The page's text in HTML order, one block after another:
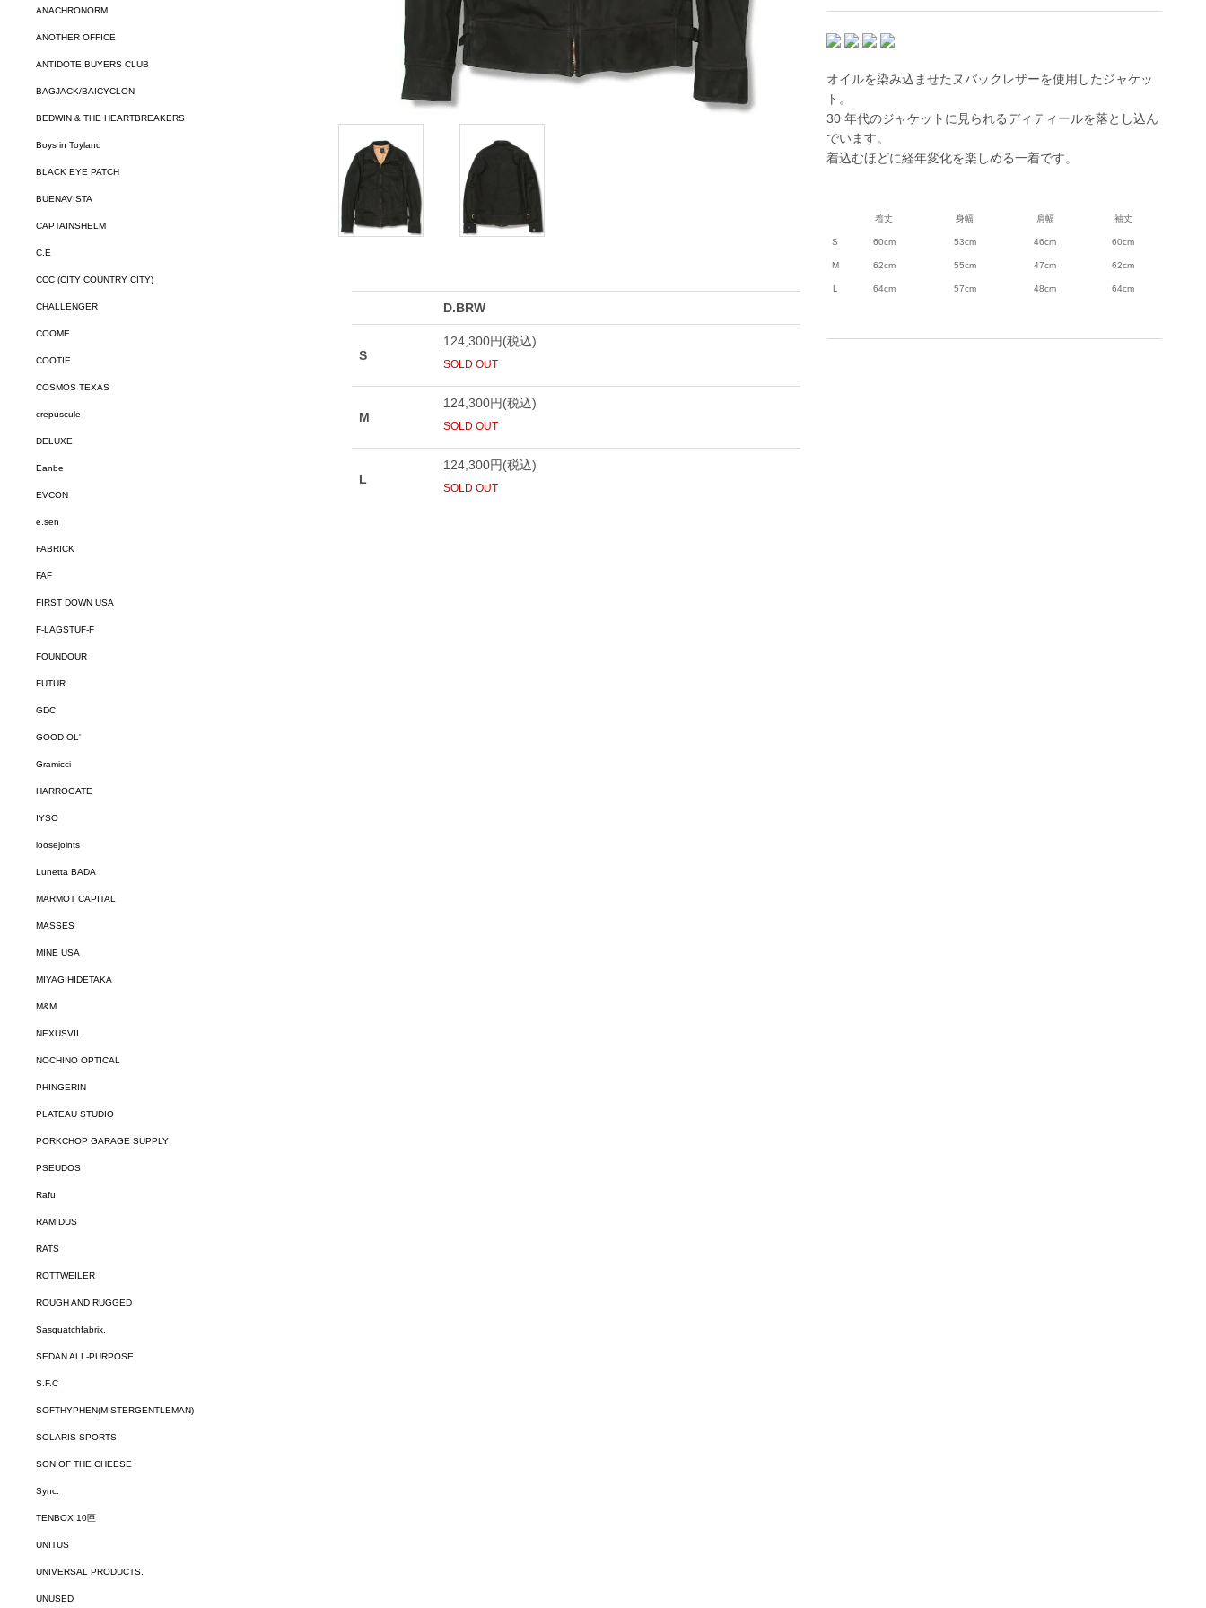
オイルを染み込ませたヌバックレザーを使用したジャケッ
ト。
30 年代のジャケットに見られるディティールを落とし込ん
でいます。
着込むほどに経年変化を楽しめる一着です。
着丈 身幅 肩幅 袖丈
S 60cm 53cm 46cm 60cm
M 62cm 55cm 47cm 62cm
L 64cm 57cm 48cm 64cm
ANACHRONORM
ANOTHER OFFICE
ANTIDOTE BUYERS CLUB
BAGJACK/BAICYCLON
BEDWIN & THE HEARTBREAKERS
Boys in Toyland
BLACK EYE PATCH
BUENAVISTA
CAPTAINSHELM
C.E
CCC (CITY COUNTRY CITY)
CHALLENGER
COOME
COOTIE
COSMOS TEXAS
crepuscule
DELUXE
Eanbe
EVCON
e.sen
FABRICK
FAF
FIRST DOWN USA
F-LAGSTUF-F
FOUNDOUR
FUTUR
GDC
GOOD OL'
Gramicci
HARROGATE
IYSO
loosejoints
Lunetta BADA
MARMOT CAPITAL
MASSES
MINE USA
MIYAGIHIDETAKA
M&M
NEXUSVII.
NOCHINO OPTICAL
PHINGERIN
PLATEAU STUDIO
PORKCHOP GARAGE SUPPLY
PSEUDOS
Rafu
RAMIDUS
RATS
ROTTWEILER
ROUGH AND RUGGED
Sasquatchfabrix.
SEDAN ALL-PURPOSE
S.F.C
SOFTHYPHEN(MISTERGENTLEMAN)
SOLARIS SPORTS
SON OF THE CHEESE
Sync.
TENBOX 10匣
UNITUS
UNIVERSAL PRODUCTS.
UNUSED